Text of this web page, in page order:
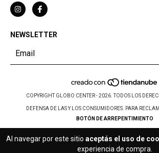
Al navegar por este sitio aceptás el uso de
experiencia de compra.
NEWSLETTER
COPYRIGHT GLOBO CENTER - 2026. TODOS LOS
DEFENSA DE LAS Y LOS CONSUMIDORES. PARA
BOTÓN DE ARREPENTIMIENTO